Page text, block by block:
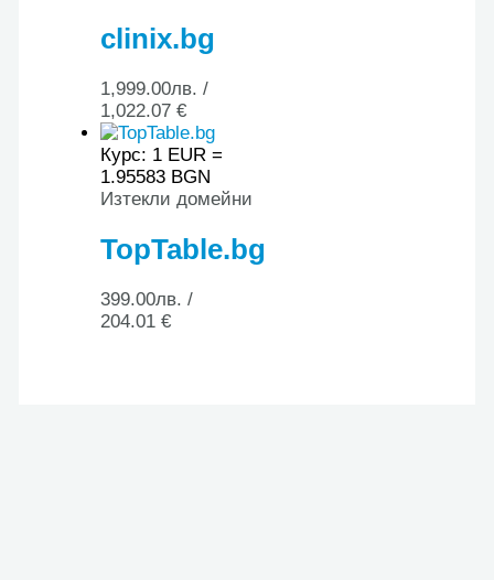
clinix.bg
1,999.00лв. /
1,022.07 €
Курс: 1 EUR =
1.95583 BGN
Изтекли домейни
TopTable.bg
399.00лв. /
204.01 €